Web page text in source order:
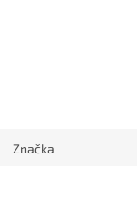
Značka